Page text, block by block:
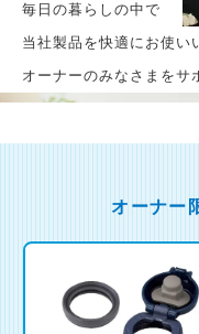
毎日の暮らしの中で
当社製品を快適にお使い
オーナーのみなさまをサ
※新規会員登録また
※オーナーサービスは日本
オーナー